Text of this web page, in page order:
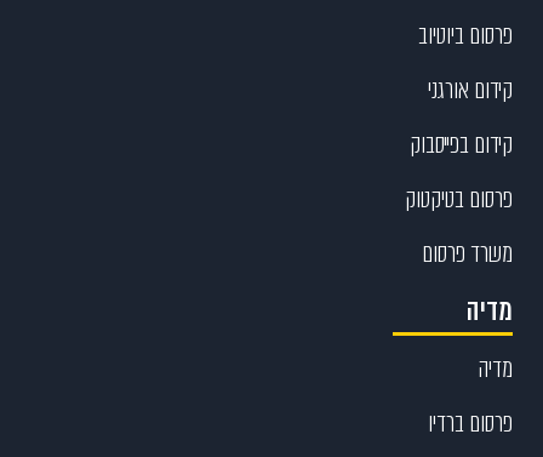
פרסום ביוטיוב
קידום אורגני
קידום בפייסבוק
פרסום בטיקטוק
משרד פרסום
מדיה
מדיה
פרסום ברדיו